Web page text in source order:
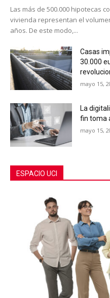
Las más de 500.000 hipotecas
vivienda representan el
años. De este modo,...
Casas
30.000
mayo 15,
La
fin toma
mayo 15,
ESPACIO UCI